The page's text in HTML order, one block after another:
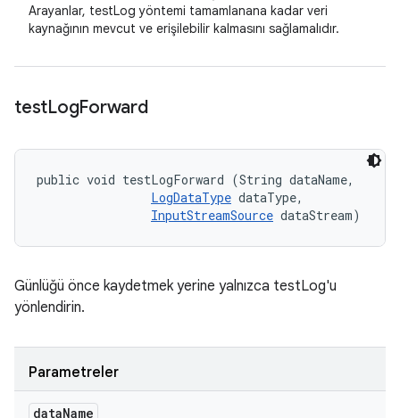
Arayanlar, testLog yöntemi tamamlanana kadar veri
kaynağının mevcut ve erişilebilir kalmasını sağlamalıdır.
testLogForward
public void testLogForward (String dataName,
LogDataType dataType,
InputStreamSource dataStream)
Günlüğü önce kaydetmek yerine yalnızca testLog'u
yönlendirin.
Parametreler
dataName